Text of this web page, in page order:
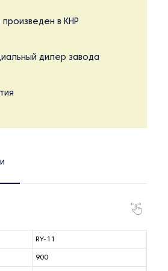
произведен в КНР
дилер завода
RY-11
900